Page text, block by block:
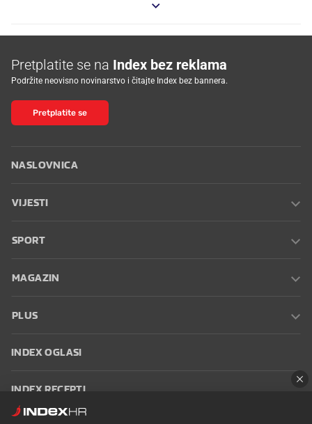
Pretplatite se na Index bez reklama
Podržite neovisno novinarstvo i čitajte Index bez bannera.
Pretplatite se
NASLOVNICA
VIJESTI
SPORT
MAGAZIN
PLUS
INDEX OGLASI
INDEX RECEPTI